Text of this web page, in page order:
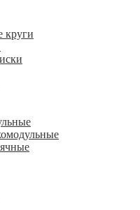
круги